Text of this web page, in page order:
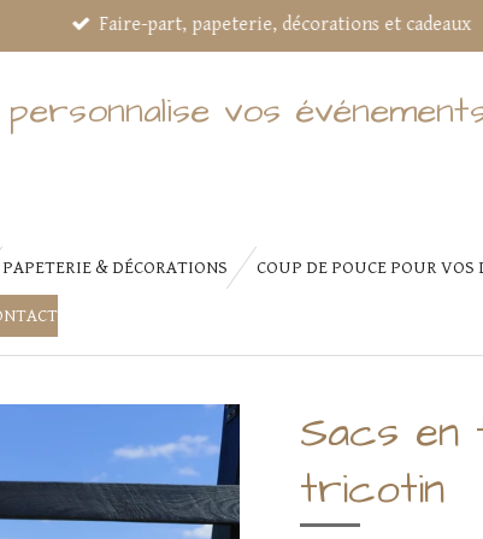
Faire-part, papeterie, décorations et cadeaux
vos
PAPETERIE & DÉCORATIONS COUP DE POUCE POUR VOS
Sacs en
tricotin